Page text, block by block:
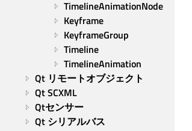
TimelineAnimationNode
Keyframe
KeyframeGroup
Timeline
TimelineAnimation
Qt リモートオブジェクト
Qt SCXML
Qtセンサー
Qt シリアルバス